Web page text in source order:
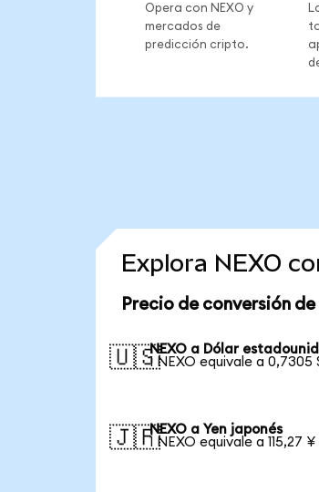
Opera con NEXO y
mercados de
predicción cripto.
Explora NEXO
Precio de conversión de
🇺🇸NEXO a Dólar
1 NEXO equivale a 0,7305
🇯🇵NEXO a Yen japonés
1 NEXO equivale a 115,27 ¥